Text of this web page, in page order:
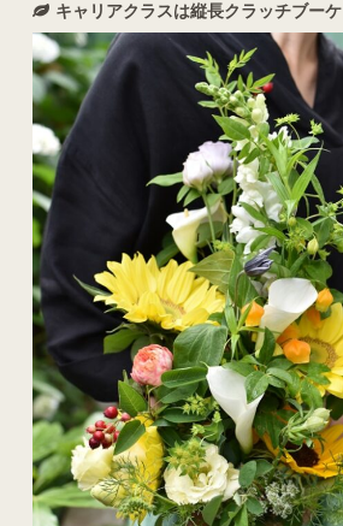
キャリアクラスは縦長クラッチブーケ